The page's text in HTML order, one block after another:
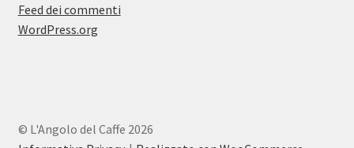
Feed dei commenti
WordPress.org
© L'Angolo del Caffe 2026